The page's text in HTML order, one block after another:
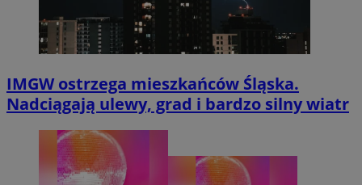
IMGW ostrzega mieszkańców Śląska.
Nadciągają ulewy, grad i bardzo silny wiatr